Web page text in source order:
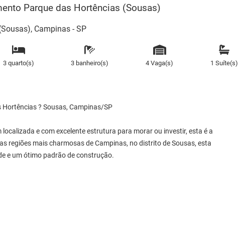
Parque das Hortências (Sousas)
Campinas - SP
3 quarto(s) 3 banheiro(s) 4 Vaga(s) 1 Suíte(s)
? Sousas, Campinas/SP
e com excelente estrutura para morar ou investir, esta é a
regiões mais charmosas de Campinas, no distrito de Sousas, esta
e um ótimo padrão de construção.